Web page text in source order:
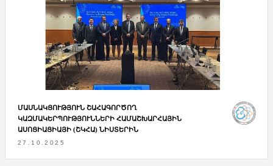
ՄԱՍՆԱԿՑՈՒԹՅՈՒՆ ՇԱՀԱԳՈՐԾՈՂ
ԿԱԶՄԱԿԵՐՊՈՒԹՅՈՒՆՆԵՐԻ ՀԱՄԱՇԽԱՐՀԱՅԻՆ
ԱՍՈՑԻԱՑԻԱՅԻ (ՇԿՀԱ) ՆԻՍՏԵՐԻՆ
27.10.2025